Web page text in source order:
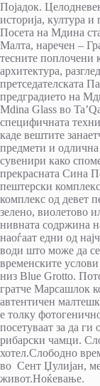
Појадок.
историја, култура
Посета на Мдина
Малта, наречен –
тесните поплочени
архитектура,
претседателската
предградието на
Mdina Glass во
специфичната
каде вештите
предмети и
сувенири како
прекрасната Сина
пештерски
комплекс од девет
зелено, виолетово
нивната содржина
наоѓаат едни од
води што може да
временските
низ Blue Grottо.
гратче Марсашлок
автентичен
е толку
посетуваат за да ги
рибарски чамци.
хотел.Слободно
во Сент Џулијан,
живот.Ноќевање.